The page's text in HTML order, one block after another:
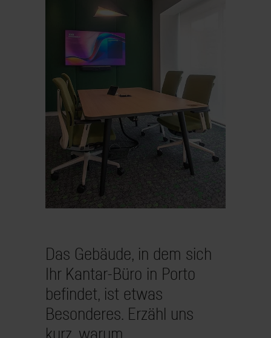
Das Gebäude, in dem sich
Ihr Kantar-Büro in Porto
befindet, ist etwas
Besonderes. Erzähl uns
kurz, warum.